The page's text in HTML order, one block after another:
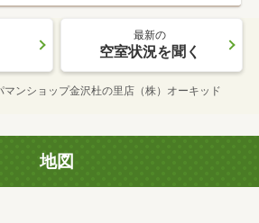
最新の
空室状況を聞く
マンショップ金沢杜の里店（株）オーキッド
地図